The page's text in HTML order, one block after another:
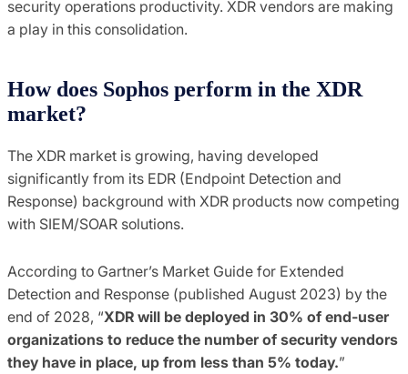
security operations productivity. XDR vendors are making
a play in this consolidation.
How does Sophos perform in the XDR
market?
The XDR market is growing, having developed
significantly from its EDR (Endpoint Detection and
Response) background with XDR products now competing
with SIEM/SOAR solutions.
According to Gartner’s Market Guide for Extended
Detection and Response (published August 2023) by the
end of 2028, “XDR will be deployed in 30% of end-user
organizations to reduce the number of security vendors
they have in place, up from less than 5% today.”